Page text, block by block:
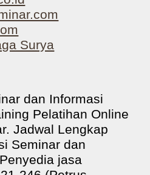
Surya
dan Informasi
Pelatihan Online
Jadwal Lengkap
Seminar dan
jasa